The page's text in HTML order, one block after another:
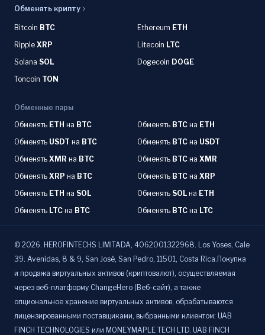
Обменять крипту
Bitcoin BTC Ethereum ETH
Ripple XRP Litecoin LTC
Solana SOL Dogecoin DOGE
Toncoin TON
Обменные пары
Обменять ETH на BTC Обменять BTC на ETH
Обменять USDT на BTC Обменять BTC на USDT
Обменять XMR на BTC Обменять BTC на XMR
Обменять XRP на BTC Обменять BTC на XRP
Обменять ETH на SOL Обменять SOL на ETH
Обменять LTC на BTC Обменять BTC на LTC
© 2026. HEROFINTECHS LIMITADA, 4062001322968. Los Yoses, Cale
39. Avenidas, 8 & 9, San José, San Pedro, 11501, Costa Rica.Покупка
и продажа виртуальных активов (криптовалют), осуществляемая
через веб-платформу ChangeHero (Веб-сайт), а также
опциональное хранение виртуальных активов, обрабатываются
лицензированными поставщиками, выбранными клиентом: UAB
FINCH TECHNOLOGIES или MONEYMAPLE TECH LTD. UAB FINCH